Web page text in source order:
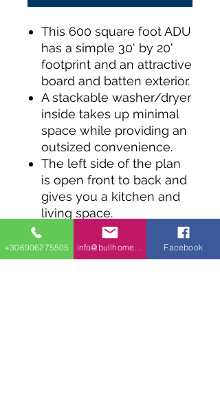
This 600 square foot ADU
has a simple 30' by 20'
footprint and an attractive
board and batten exterior.
A stackable washer/dryer
inside takes up minimal
space while providing an
outsized convenience.
The left side of the plan
is open front to back and
gives you a kitchen and
living space.
A good-sized bedroom
for a home of this size
occupies the right side
+306906275505 Facebook